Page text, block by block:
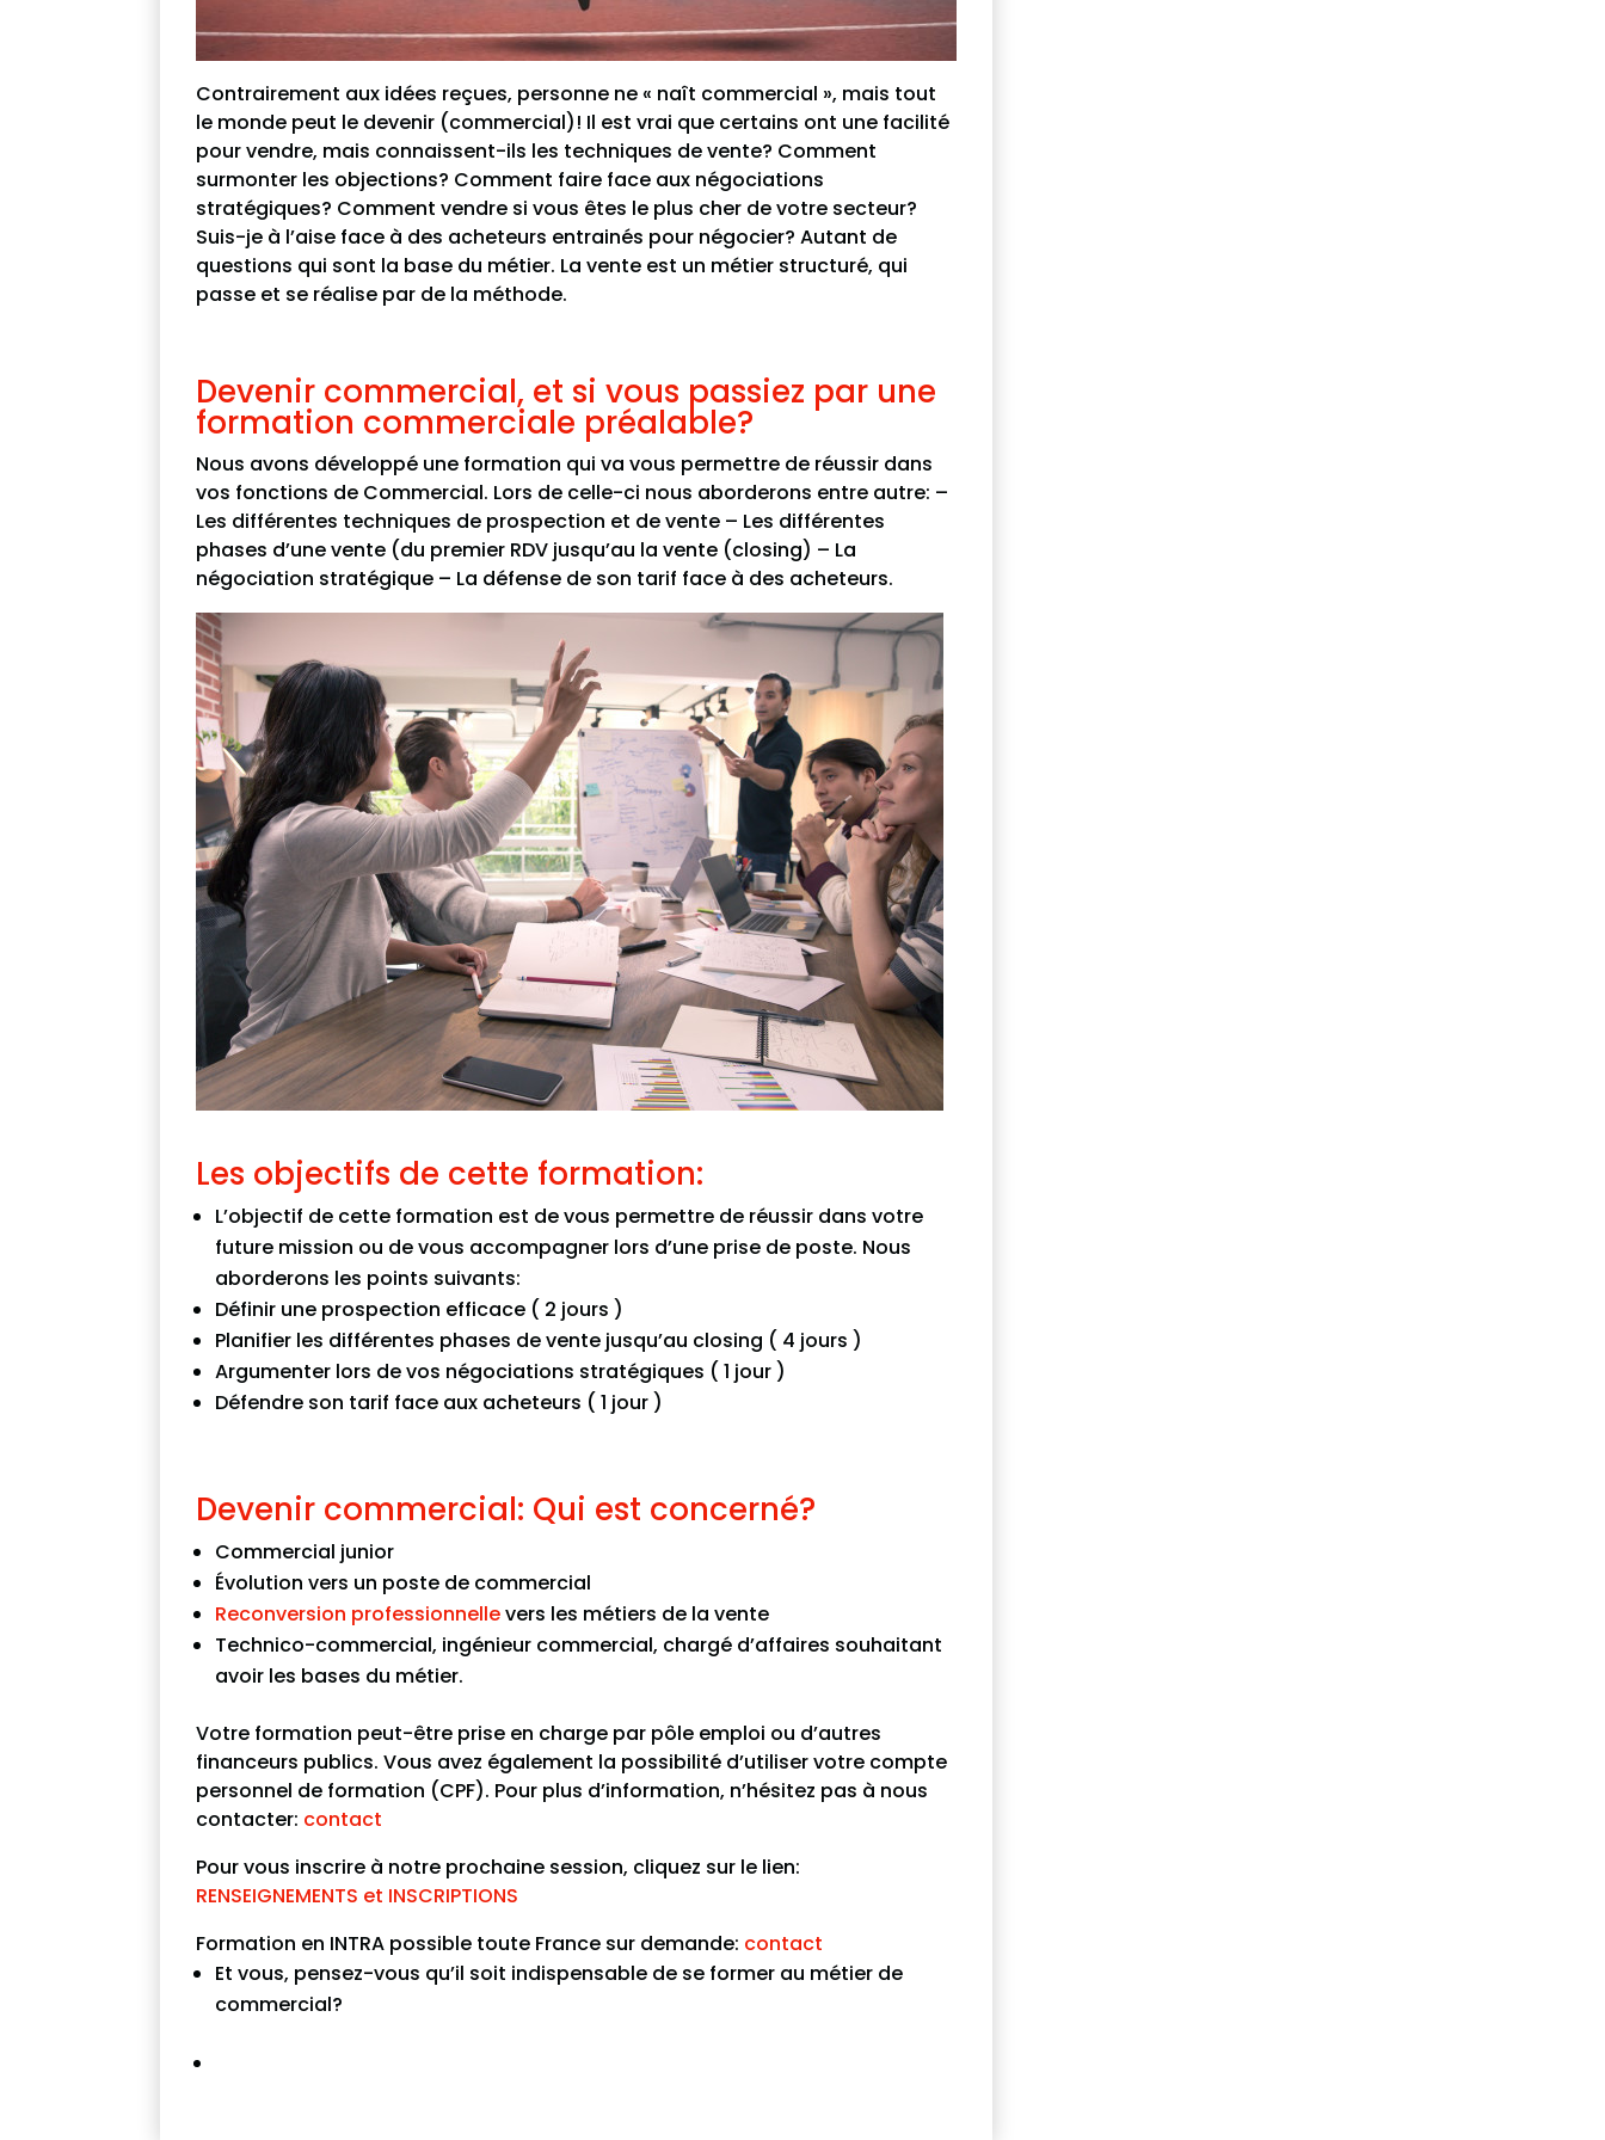
Contrairement aux idées reçues, personne ne « naît commercial », mais tout
le monde peut le devenir (commercial)! Il est vrai que certains ont une facilité
pour vendre, mais connaissent-ils les techniques de vente? Comment
surmonter les objections? Comment faire face aux négociations
stratégiques? Comment vendre si vous êtes le plus cher de votre secteur?
Suis-je à l’aise face à des acheteurs entrainés pour négocier? Autant de
questions qui sont la base du métier. La vente est un métier structuré, qui
passe et se réalise par de la méthode.
Devenir commercial, et si vous passiez par une
formation commerciale préalable?
Nous avons développé une formation qui va vous permettre de réussir dans
vos fonctions de Commercial. Lors de celle-ci nous aborderons entre autre: –
Les différentes techniques de prospection et de vente – Les différentes
phases d’une vente (du premier RDV jusqu’au la vente (closing) – La
négociation stratégique – La défense de son tarif face à des acheteurs.
Les objectifs de cette formation:
L’objectif de cette formation est de vous permettre de réussir dans votre
future mission ou de vous accompagner lors d’une prise de poste. Nous
aborderons les points suivants:
Définir une prospection efficace ( 2 jours )
Planifier les différentes phases de vente jusqu’au closing ( 4 jours )
Argumenter lors de vos négociations stratégiques ( 1 jour )
Défendre son tarif face aux acheteurs ( 1 jour )
Devenir commercial: Qui est concerné?
Commercial junior
Évolution vers un poste de commercial
Reconversion professionnellevers les métiers de la vente
Technico-commercial, ingénieur commercial, chargé d’affaires souhaitant
avoir les bases du métier.
Votre formation peut-être prise en charge par pôle emploi ou d’autres
financeurs publics. Vous avez également la possibilité d’utiliser votre compte
personnel de formation (CPF). Pour plus d’information, n’hésitez pas à nous
contacter: contact
Pour vous inscrire à notre prochaine session, cliquez sur le lien:
RENSEIGNEMENTS et INSCRIPTIONS
Formation en INTRA possible toute France sur demande: contact
Et vous, pensez-vous qu’il soit indispensable de se former au métier de
commercial?